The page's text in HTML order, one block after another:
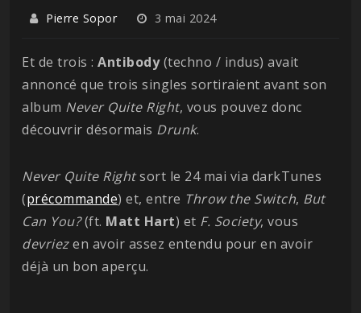
Pierre Sopor 3 mai 2024
Et de trois : Antibody(techno / indus) avait
annoncé que trois singles sortiraient avant son
album Never Quite Right, vous pouvez donc
découvrir désormais Drunk.
Never Quite Rightsort le 24 mai via darkTunes
(précommande) et, entre Throw the Switch, But
Can You?(ft. Matt Hart) et F. Society, vous
devriezen avoir assez entendu pour en avoir
déjà un bon aperçu.